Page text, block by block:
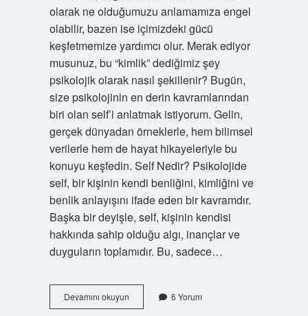
olarak ne olduğumuzu anlamamıza engel
olabilir, bazen ise içimizdeki gücü
keşfetmemize yardımcı olur. Merak ediyor
musunuz, bu “kimlik” dediğimiz şey
psikolojik olarak nasıl şekillenir? Bugün,
size psikolojinin en derin kavramlarından
biri olan self’i anlatmak istiyorum. Gelin,
gerçek dünyadan örneklerle, hem bilimsel
verilerle hem de hayat hikayeleriyle bu
konuyu keşfedin. Self Nedir? Psikolojide
self, bir kişinin kendi benliğini, kimliğini ve
benlik anlayışını ifade eden bir kavramdır.
Başka bir deyişle, self, kişinin kendisi
hakkında sahip olduğu algı, inançlar ve
duyguların toplamıdır. Bu, sadece…
Devamını okuyunSelf
nedir
6 Yorum